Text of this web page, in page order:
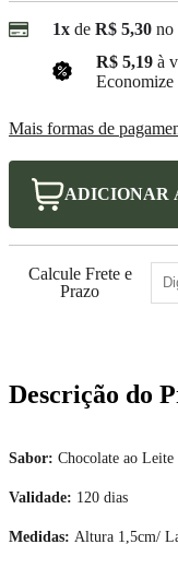
1x de R$ 5,30 no
R$ 5,19 à
Economize
Mais formas de
ADICIONAR
Calcule Frete e
Prazo
Descrição do
Sabor: Chocolate ao
Validade: 120 dias
Medidas: Altura 1,5cm/